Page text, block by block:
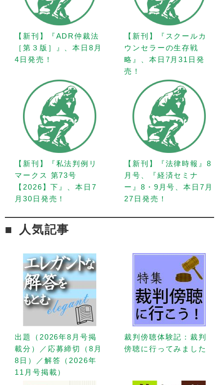
【新刊】『ADR仲裁法
［第３版］』、本日8月
4日発売！
【新刊】『スクールカ
ウンセラーの生存戦
略』、本日7月31日発
売！
【新刊】『私法判例リ
マークス 第73号
【2026】下』、本日7
月30日発売！
【新刊】『法律時報』8
月号、『経済セミナ
ー』8・9月号、本日7月
27日発売！
人気記事
出題（2026年8月号掲
載分）／応募締切（8月
8日）／解答（2026年
11月号掲載）
裁判傍聴体験記：裁判
傍聴に行ってみました